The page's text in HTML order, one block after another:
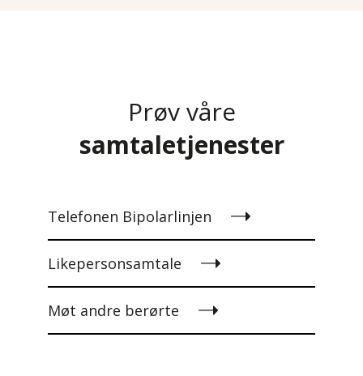
Prøv våre
samtaletjenester
Telefonen Bipolarlinjen
Likepersonsamtale
Møt andre berørte